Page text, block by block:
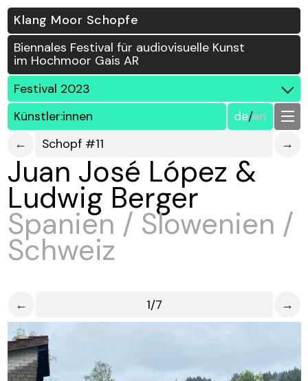
Klang Moor Schopfe
Biennales Festival für audiovisuelle Kunst
im Hochmoor Gais AR
Festival 2023
Künstler:innen
de/en
←
Schopf #11 →
Juan José López &
Ludwig Berger
Spanien / Slowenien /
Schweiz
← 1/7 →